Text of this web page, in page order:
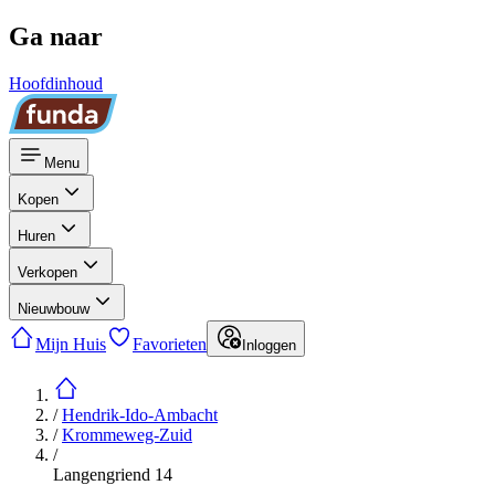
Ga naar
Hoofdinhoud
Menu
Kopen
Huren
Verkopen
Nieuwbouw
Mijn Huis Favorieten Inloggen
/Hendrik-Ido-Ambacht
/Krommeweg-Zuid
/
Langengriend 14